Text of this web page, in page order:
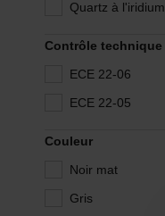
Quartz à l'iridium
Contrôle technique
Contrôle technique
ECE 22-06
ECE 22-05
Couleur
CouleurNoir mat
Gris